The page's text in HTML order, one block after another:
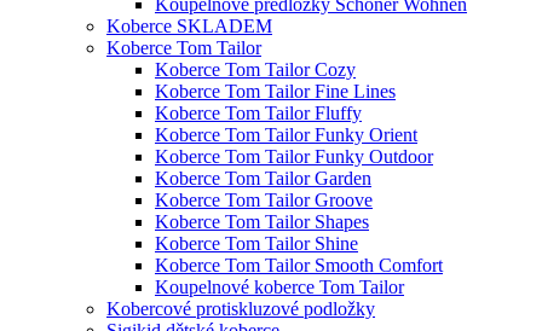
Koberce SKLADEM
Koberce Tom Tailor
Koberce Tom Tailor Cozy
Koberce Tom Tailor Fine Lines
Koberce Tom Tailor Fluffy
Koberce Tom Tailor Funky Orient
Koberce Tom Tailor Funky Outdoor
Koberce Tom Tailor Garden
Koberce Tom Tailor Groove
Koberce Tom Tailor Shapes
Koberce Tom Tailor Shine
Koberce Tom Tailor Smooth Comfort
Koupelnové koberce Tom Tailor
Kobercové protiskluzové podložky